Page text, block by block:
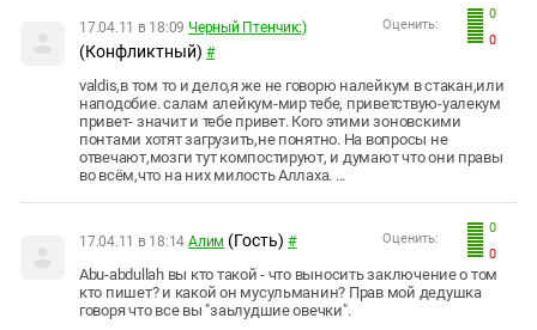
0
0
Оценить:
17.04.11 в 18:09 Черный Птенчик:)
(Конфликтный) #
valdis,в том то и дело,я же не говорю налейкум в стакан,или
наподобие. салам алейкум-мир тебе, приветствую-уалекум
привет- значит и тебе привет. Кого этими зоновскими
понтами хотят загрузить,не понятно. На вопросы не
отвечают,мозги тут компостируют, и думают что они правы
во всём,что на них милость Аллаха. ...
0
0
Оценить:
17.04.11 в 18:14 Aлим (Гость) #
Abu-abdullah вы кто такой - что выносить заключение о том
кто пишет? и какой он мусульманин? Прав мой дедушка
говоря что все вы "заьлудшие овечки".